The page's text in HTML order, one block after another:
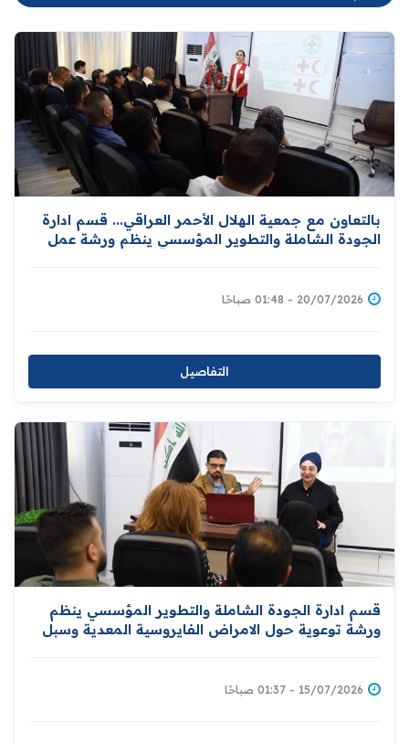
بالتعاون مع جمعية الهلال الأحمر العراقي... قسم ادارة
الجودة الشاملة والتطوير المؤسسي ينظم ورشة عمل
20/07/2026 - 01:48 صباحًا
التفاصيل
قسم ادارة الجودة الشاملة والتطوير المؤسسي ينظم
ورشة توعوية حول الامراض الفايروسية المعدية وسبل
15/07/2026 - 01:37 صباحًا